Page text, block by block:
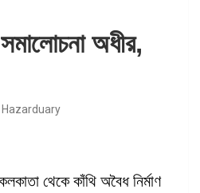
সমালোচনা অধীর,
থেকে কাঁথি অবৈধ নির্মাণ